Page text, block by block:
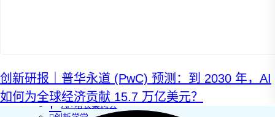
AI+设计思维训练营
AI+敏捷管理训练营
AI+增长集思会
创新研报｜普华永道 (PwC) 预测：到 2030 年，AI
如何为全球经济贡献 15.7 万亿美元？